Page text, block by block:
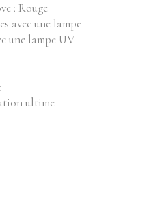
: Rouge
avec une lampe
une lampe UV
ultime